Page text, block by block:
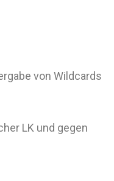
von Wildcards
LK und gegen